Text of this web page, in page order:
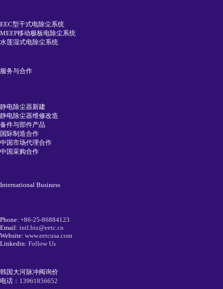
EEC型干式电除尘系统
MEEP移动极板电除尘系统
水莲湿式电除尘系统
服务与合作
静电除尘器新建
静电除尘器维修改造
备件与部件产品
国际制造合作
中国市场代理合作
中国采购合作
International Business
Phone: +86-25-86884123
Email: intl.biz@eetc.cn
Website: www.eetcusa.com
Linkedin: Follow Us
韩国大河脉冲阀询价
电话： 13961856652